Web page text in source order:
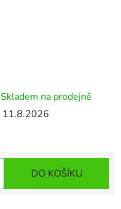
Skladem na prodejně
11.8.2026
DO KOŠÍKU